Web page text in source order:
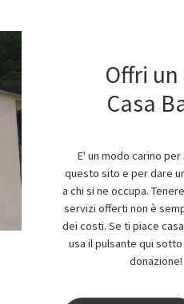
Offri
Casa
E' un modo carino
questo sito e per dare
a chi si ne occupa.
servizi offerti non è
dei costi. Se ti piace
usa il pulsante qui
donazione!